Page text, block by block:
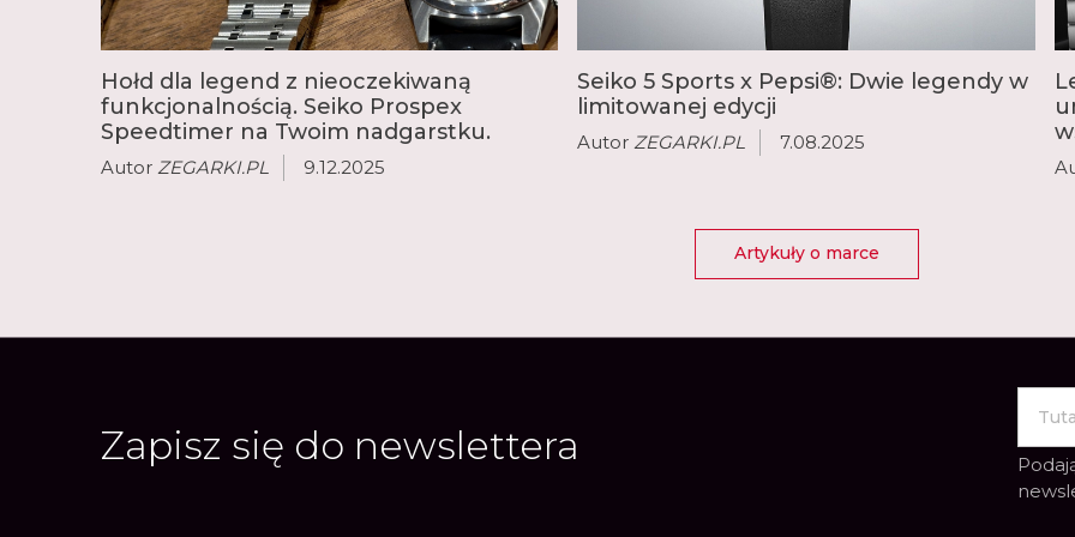
Seiko oferuje
towarzyski Presage,
zasilaną energią
automatycznych
słoneczną kolekcję
Hołd dla legend z nieoczekiwaną
funkcjonalnością. Seiko Prospex
Speedtimer na Twoim nadgarstku.
Autor ZEGARKI.PL 9.12.2025
Seiko 5 Sports x Pepsi®: Dwie legendy w
limitowanej edycji
AutorZEGARKI.PL 7.08.2025
Artykuły o marce
Zapisz się do newslettera